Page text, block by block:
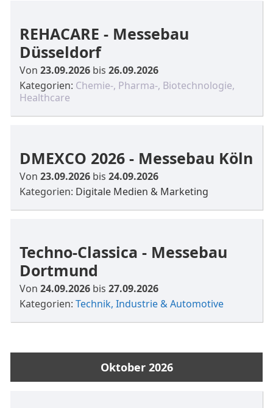
REHACARE - Messebau
Düsseldorf
Von23.09.2026 bis26.09.2026
Kategorien: Chemie-, Pharma-, Biotechnologie,
Healthcare
DMEXCO 2026 - Messebau Köln
Von23.09.2026 bis24.09.2026
Kategorien: Digitale Medien & Marketing
Techno-Classica - Messebau
Dortmund
Von24.09.2026 bis27.09.2026
Kategorien:Technik, Industrie & Automotive
Oktober 2026